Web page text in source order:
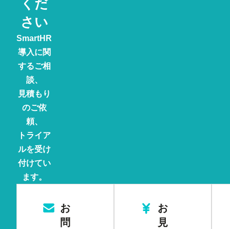
くだ
さい
SmartHR
導入に関
するご相
談、
見積もり
のご依
頼、
トライア
ルを受け
付けてい
ます。
お
問
お
見